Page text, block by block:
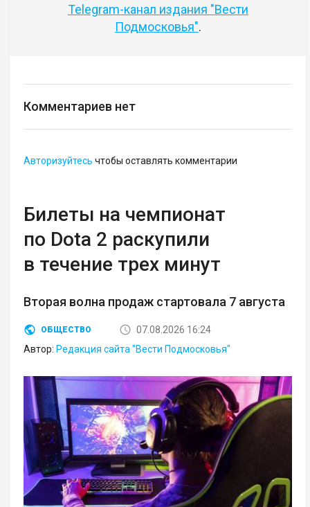
Telegram-канал издания "Вести
Подмосковья".
Комментариев нет
Авторизуйтесь чтобы оставлять комментарии
Билеты на чемпионат
по Dota 2 раскупили
в течение трех минут
Вторая волна продаж стартовала 7 августа
ОБЩЕСТВО
07.08.2026 16:24
Автор: Редакция сайта "Вести Подмосковья"